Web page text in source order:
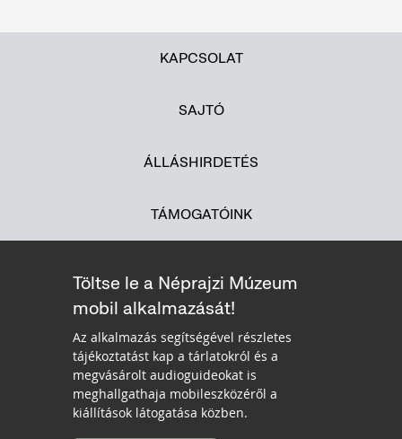
KAPCSOLAT
SAJTÓ
ÁLLÁSHIRDETÉS
TÁMOGATÓINK
Töltse le a Néprajzi Múzeum
mobil alkalmazását!
Az alkalmazás segítségével részletes
tájékoztatást kap a tárlatokról és a
megvásárolt audioguideokat is
meghallgathaja mobileszközéről a
kiállítások látogatása közben.